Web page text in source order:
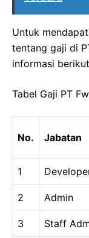
Untuk
tentang gaji di
informasi
Tabel Gaji PT
No. Jabatan
1
2 Admin
3 Staff